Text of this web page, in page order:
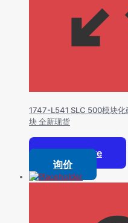
1747-L541 SLC 500模块化
块 全新现货
Read more
询价